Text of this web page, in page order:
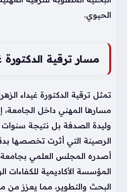
الحيوي.
مسار ترقية الدكتورة
تمثل ترقية الدكتورة غيداء
مسارها المهني داخل
وليدة الصدفة بل نتيجة سنوات
الرصينة التي أثرت تخصصها
أصدره المجلس العلمي
المؤسسة الأكاديمية للكفاءات
البحث والتطوير، مما يعزز من